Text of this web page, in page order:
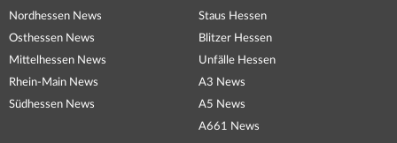
Nordhessen News
Osthessen News
Mittelhessen News
Rhein-Main News
Südhessen News
Staus Hessen
Blitzer Hessen
Unfälle Hessen
A3 News
A5 News
A661 News